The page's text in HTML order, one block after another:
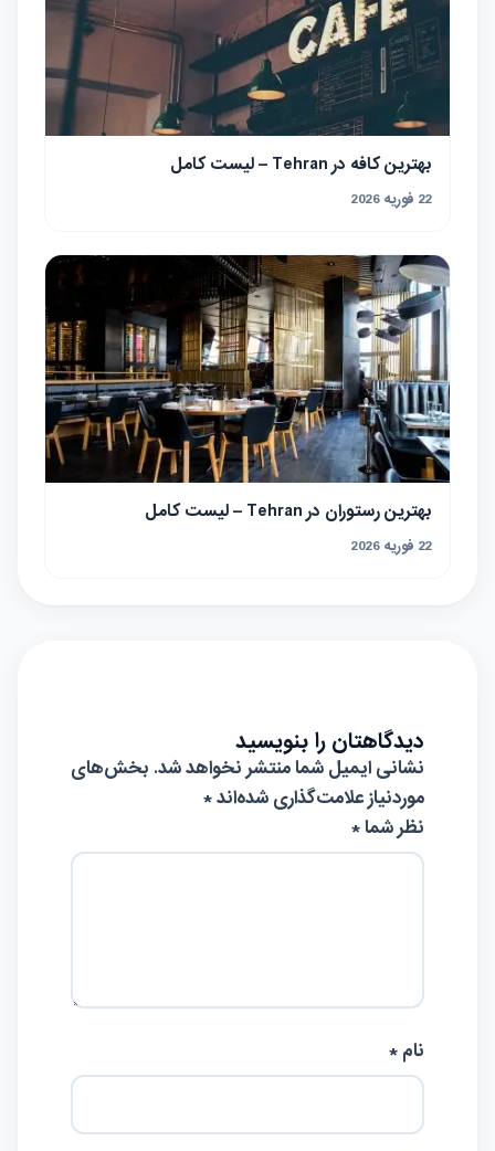
بهترین کافه در Tehran – لیست کامل
22 فوریه 2026
بهترین رستوران در Tehran – لیست کامل
22 فوریه 2026
دیدگاهتان را بنویسید
نشانی ایمیل شما منتشر نخواهد شد. بخش‌های
موردنیاز علامت‌گذاری شده‌اند*
نظر شما *
نام *